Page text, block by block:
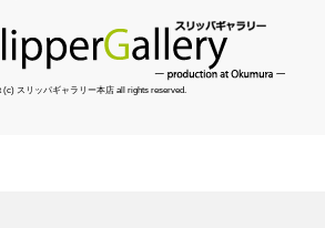
(c) スリッパギャラリー本店 all rights reserved.